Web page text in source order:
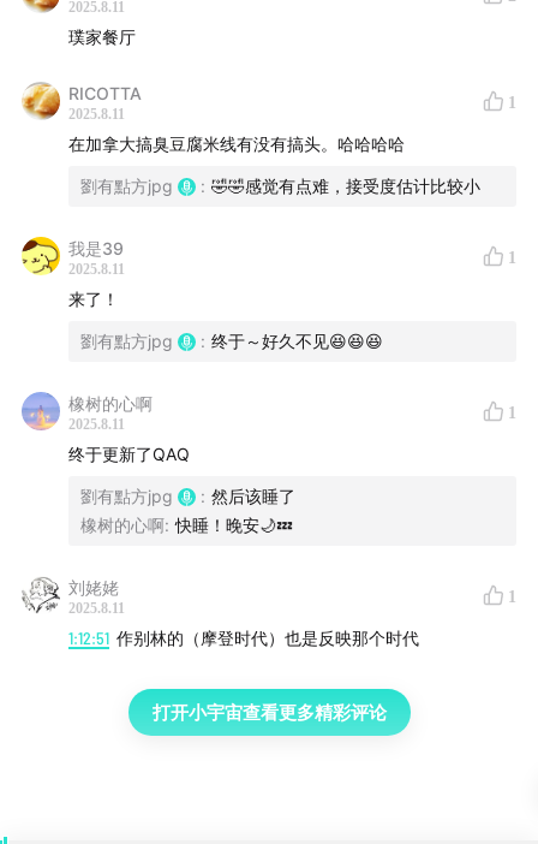
2025.8.11
璞家餐厅
RICOTTA
2025.8.11
1
在加拿大搞臭豆腐米线有没有搞头。哈哈哈哈
劉有點方jpg : 🤣🤣感觉有点难，接受度估计比较小
我是39
2025.8.11
1
来了！
劉有點方jpg : 终于～好久不见😆😆😆
橡树的心啊
2025.8.11
1
终于更新了QAQ
劉有點方jpg : 然后该睡了
橡树的心啊: 快睡！晚安🌙💤
刘姥姥
2025.8.11
1
1:12:51 作别林的（摩登时代）也是反映那个时代
打开小宇宙查看更多精彩评论